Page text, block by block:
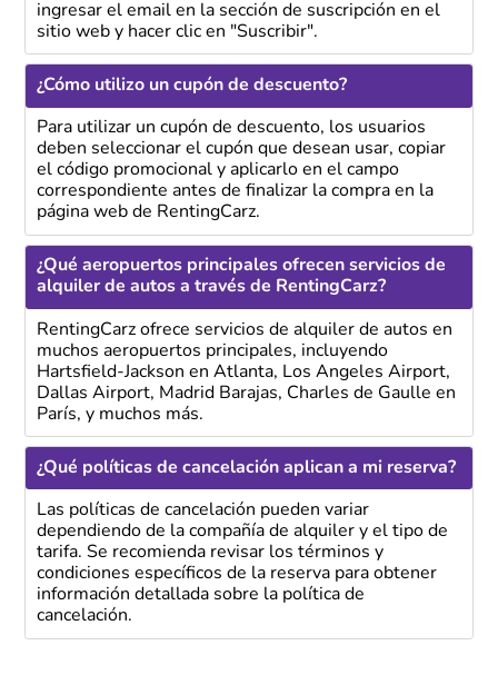
ingresar el email en la sección de suscripción en el
sitio web y hacer clic en "Suscribir".
¿Cómo utilizo un cupón de descuento?
Para utilizar un cupón de descuento, los usuarios
deben seleccionar el cupón que desean usar, copiar
el código promocional y aplicarlo en el campo
correspondiente antes de finalizar la compra en la
página web de RentingCarz.
¿Qué aeropuertos principales ofrecen servicios de
alquiler de autos a través de RentingCarz?
RentingCarz ofrece servicios de alquiler de autos en
muchos aeropuertos principales, incluyendo
Hartsfield-Jackson en Atlanta, Los Angeles Airport,
Dallas Airport, Madrid Barajas, Charles de Gaulle en
París, y muchos más.
¿Qué políticas de cancelación aplican a mi reserva?
Las políticas de cancelación pueden variar
dependiendo de la compañía de alquiler y el tipo de
tarifa. Se recomienda revisar los términos y
condiciones específicos de la reserva para obtener
información detallada sobre la política de
cancelación.